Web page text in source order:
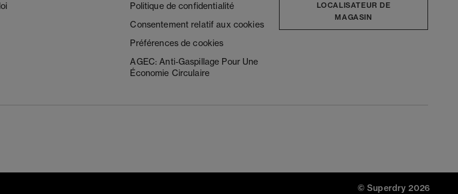
Politique de confidentialité
Consentement relatif aux cookies
Préférences de cookies
AGEC: Anti-Gaspillage Pour Une
Économie Circulaire
LOCALISATEUR DE
MAGASIN
© Superdry 2026